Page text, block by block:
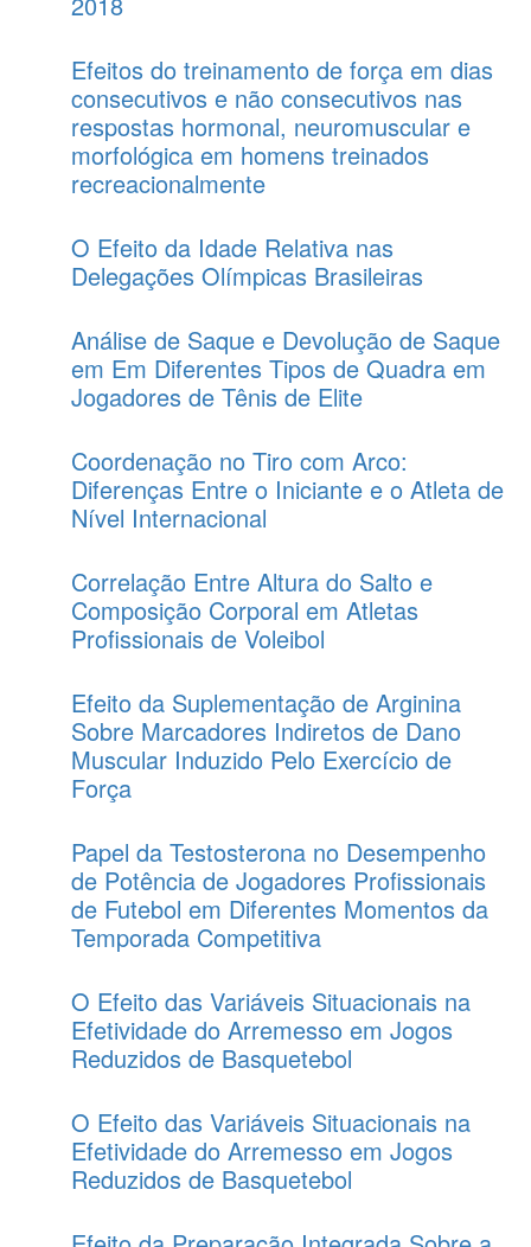
Efeitos do treinamento de força em dias
consecutivos e não consecutivos nas
respostas hormonal, neuromuscular e
morfológica em homens treinados
recreacionalmente
O Efeito da Idade Relativa nas
Delegações Olímpicas Brasileiras
Análise de Saque e Devolução de Saque
em Em Diferentes Tipos de Quadra em
Jogadores de Tênis de Elite
Coordenação no Tiro com Arco:
Diferenças Entre o Iniciante e o Atleta de
Nível Internacional
Correlação Entre Altura do Salto e
Composição Corporal em Atletas
Profissionais de Voleibol
Efeito da Suplementação de Arginina
Sobre Marcadores Indiretos de Dano
Muscular Induzido Pelo Exercício de
Força
Papel da Testosterona no Desempenho
de Potência de Jogadores Profissionais
de Futebol em Diferentes Momentos da
Temporada Competitiva
O Efeito das Variáveis Situacionais na
Efetividade do Arremesso em Jogos
Reduzidos de Basquetebol
O Efeito das Variáveis Situacionais na
Efetividade do Arremesso em Jogos
Reduzidos de Basquetebol